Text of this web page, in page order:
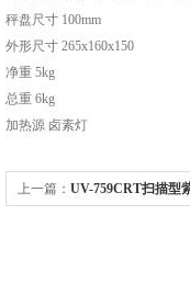
秤盘尺寸 100mm
外形尺寸 265x160x150
净重 5kg
总重 6kg
加热源 卤素灯
上一篇： UV-759CRT扫描型